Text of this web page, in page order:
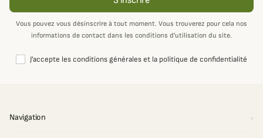
Vous pouvez vous désinscrire à tout moment. Vous trouverez pour cela nos
informations de contact dans les conditions d'utilisation du site.
J'accepte les conditions générales et la politique de confidentialité
Navigation